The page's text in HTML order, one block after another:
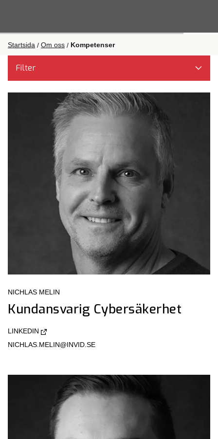
Startsida / Om oss / Kompetenser
Filter
NICHLAS MELIN
Kundansvarig Cybersäkerhet
LINKEDIN
NICHLAS.MELIN@INVID.SE